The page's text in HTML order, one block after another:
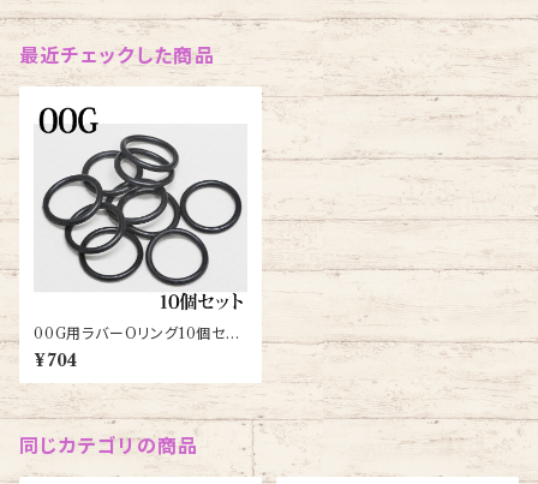
最近チェックした商品
00G用ラバーOリング10個セッ
ト(O-RING-00G-BK-B)
¥704
同じカテゴリの商品